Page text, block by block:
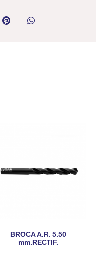
BROCA A.R. 5.50
mm.RECTIF.